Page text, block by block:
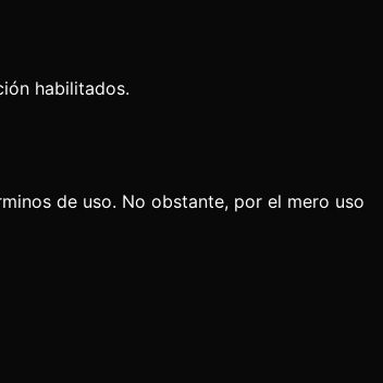
habilitados.
de uso. No obstante, por el mero uso